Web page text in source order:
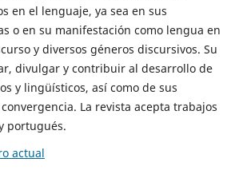
en el lenguaje, ya sea en sus
o en su manifestación como lengua en
y diversos géneros discursivos. Su
divulgar y contribuir al desarrollo de
y lingüísticos, así como de sus
La revista acepta trabajos
portugués.
actual